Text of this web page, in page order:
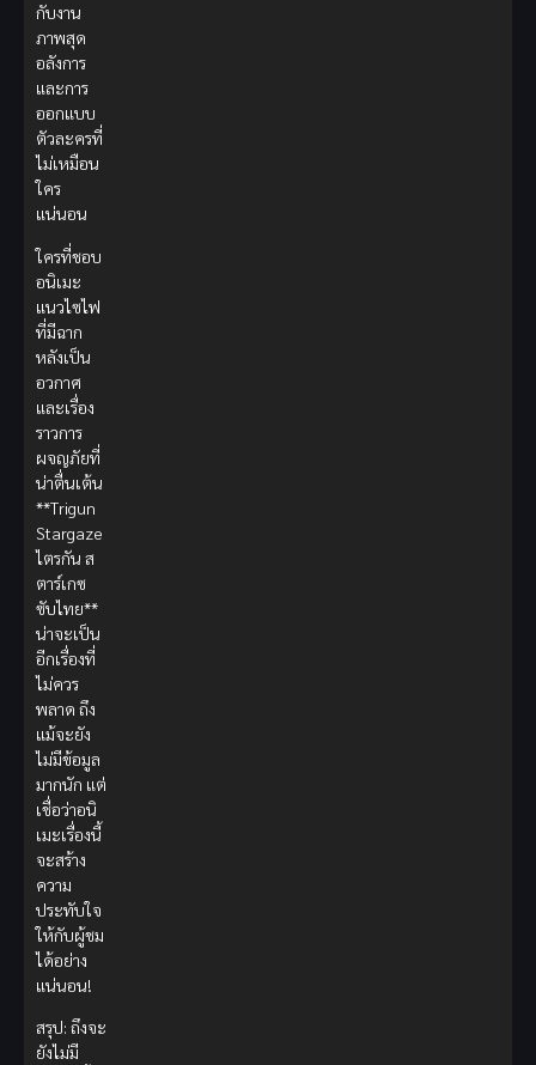
กับงาน
ภาพสุด
อลังการ
และการ
ออกแบบ
ตัวละครที่
ไม่เหมือน
ใคร
แน่นอน
ใครที่ชอบ
อนิเมะ
แนวไซไฟ
ที่มีฉาก
หลังเป็น
อวกาศ
และเรื่อง
ราวการ
ผจญภัยที่
น่าตื่นเต้น
**Trigun
Stargaze
ไตรกัน ส
ตาร์เกซ
ซับไทย**
น่าจะเป็น
อีกเรื่องที่
ไม่ควร
พลาด ถึง
แม้จะยัง
ไม่มีข้อมูล
มากนัก แต่
เชื่อว่าอนิ
เมะเรื่องนี้
จะสร้าง
ความ
ประทับใจ
ให้กับผู้ชม
ได้อย่าง
แน่นอน!
สรุป: ถึงจะ
ยังไม่มี